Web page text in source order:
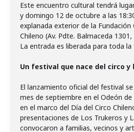
Este encuentro cultural tendrá
y domingo 12 de octubre a las
explanada exterior de la Fundación
Chileno (Av. Pdte. Balmaceda
La entrada es liberada para toda la
Un festival que nace del circo y
El lanzamiento oficial del festival
mes de septiembre en el Odeón de
en el marco del Día del Circo
presentaciones de Los Trukeros y
convocaron a familias, vecinos y